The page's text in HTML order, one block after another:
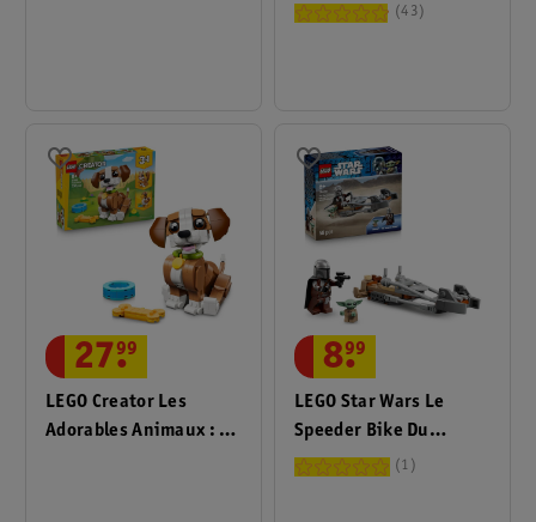
43
LEGO Creator Les
Adorables Animaux : Le
27.
99
LEGO Star Wars Le
Speeder Bike Du
Mandalorien Et Grogu
8.
99
1